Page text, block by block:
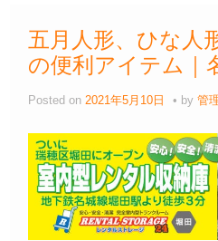
五月人形、ひな人
の便利アイテム｜
Posted on 2021年5月10日 by 管